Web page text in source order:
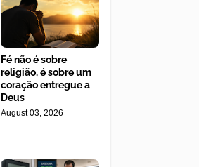
Fé não é sobre
religião, é sobre um
coração entregue a
Deus
August 03, 2026